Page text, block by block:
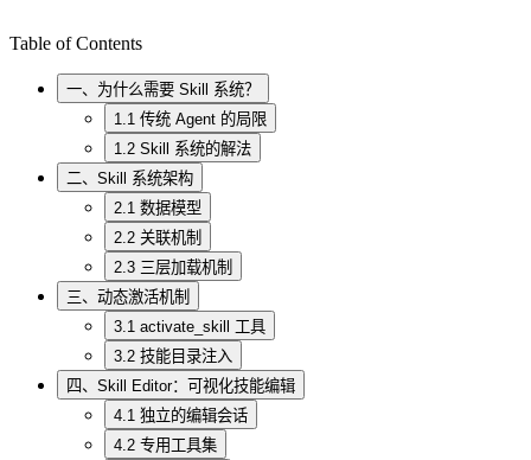
Table of Contents
一、为什么需要 Skill 系统？
1.1 传统 Agent 的局限
1.2 Skill 系统的解法
二、Skill 系统架构
2.1 数据模型
2.2 关联机制
2.3 三层加载机制
三、动态激活机制
3.1 activate_skill 工具
3.2 技能目录注入
四、Skill Editor：可视化技能编辑
4.1 独立的编辑会话
4.2 专用工具集